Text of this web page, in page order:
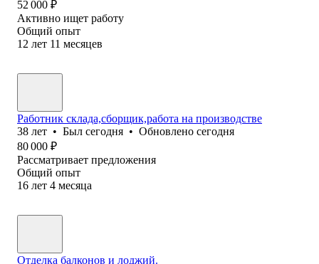
52 000 ₽
Активно ищет работу
Общий опыт
12 лет 11 месяцев
Работник склада,сборщик,работа на производстве
38 лет • Был сегодня • Обновлено сегодня
80 000 ₽
Рассматривает предложения
Общий опыт
16 лет 4 месяца
Отделка балконов и лоджий.